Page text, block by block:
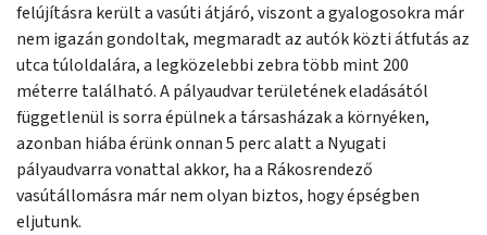
felújításra került a vasúti átjáró, viszont a gyalogosokra már
nem igazán gondoltak, megmaradt az autók közti átfutás az
utca túloldalára, a legközelebbi zebra több mint 200
méterre található. A pályaudvar területének eladásától
függetlenül is sorra épülnek a társasházak a környéken,
azonban hiába érünk onnan 5 perc alatt a Nyugati
pályaudvarra vonattal akkor, ha a Rákosrendező
vasútállomásra már nem olyan biztos, hogy épségben
eljutunk.